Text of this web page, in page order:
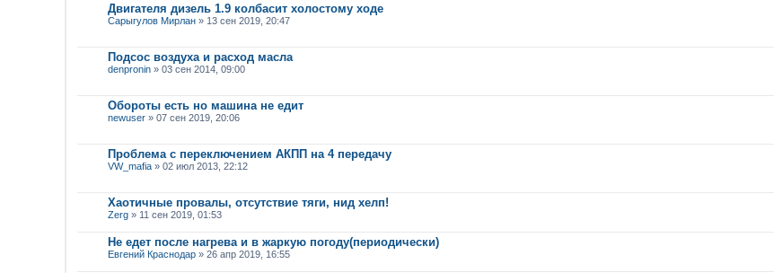
Двигателя дизель 1.9 колбасит холостому ходе
Сарыгулов Мирлан » 13 сен 2019, 20:47
Подсос воздуха и расход масла
denpronin » 03 сен 2014, 09:00
Обороты есть но машина не едит
newuser » 07 сен 2019, 20:06
Проблема с переключением АКПП на 4 передачу
VW_mafia » 02 июл 2013, 22:12
Хаотичные провалы, отсутствие тяги, нид хелп!
Zerg » 11 сен 2019, 01:53
Не едет после нагрева и в жаркую погоду(периодически)
Евгений Краснодар » 26 апр 2019, 16:55